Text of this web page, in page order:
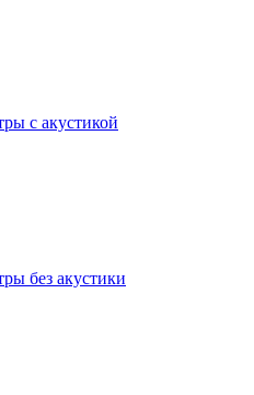
с акустикой
без акустики